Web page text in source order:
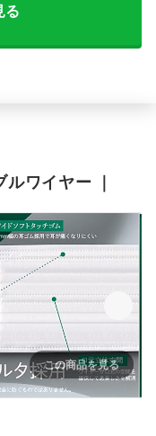
る
ルワイヤー ｜
この商品を見る
amazon.co.jp